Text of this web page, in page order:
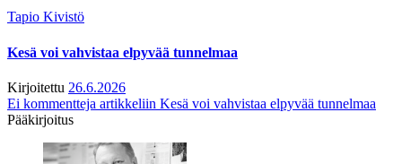
Tapio Kivistö
Kesä voi vahvistaa elpyvää tunnelmaa
Kirjoitettu 26.6.2026
Ei kommentteja artikkeliin Kesä voi vahvistaa elpyvää tunnelmaa
Pääkirjoitus